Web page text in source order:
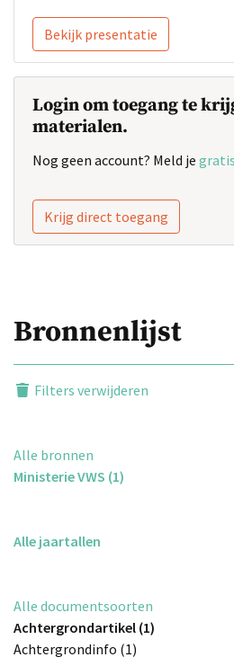
Bekijk presentatie
Login om toegang te
materialen.
Nog geen account? Meld je gratis
Krijg direct toegang
Bronnenlijst
Filters verwijderen
Alle bronnen
Ministerie VWS (1)
Alle jaartallen
Alle documentsoorten
Achtergrondartikel (1)
Achtergrondinfo (1)